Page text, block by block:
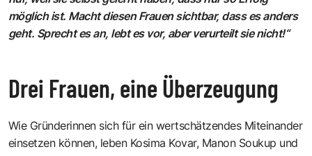
möglich ist. Macht diesen Frauen sichtbar, dass es anders
geht. Sprecht es an, lebt es vor, aber verurteilt sie nicht!“
Drei Frauen, eine Überzeugung
Wie Gründerinnen sich für ein wertschätzendes Miteinander
einsetzen können, leben Kosima Kovar, Manon Soukup und